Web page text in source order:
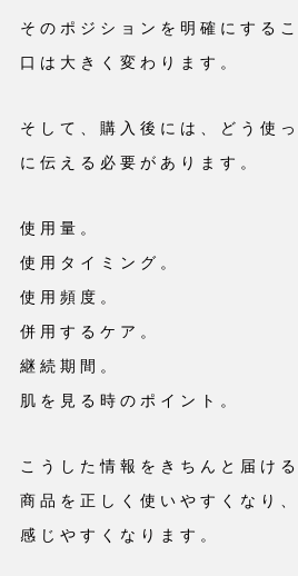
そのポジションを明確にする
口は大きく変わります。
そして、購入後には、どう使
に伝える必要があります。
使用量。
使用タイミング。
使用頻度。
併用するケア。
継続期間。
肌を見る時のポイント。
こうした情報をきちんと届け
商品を正しく使いやすくなり
感じやすくなります。